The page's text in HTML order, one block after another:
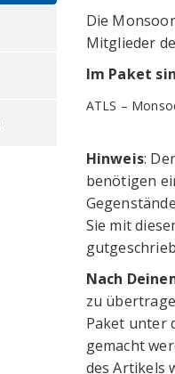
Die
Mitglieder
Im Paket
ATLS –
Hinweis:
benötigen
Sie mit
Nach
zu
Paket unter
gemacht
des Artikels